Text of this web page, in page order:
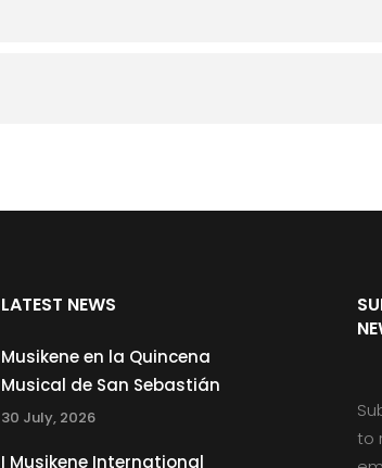
LATEST NEWS
Musikene en la Quincena
Musical de San Sebastián
30 July, 2026
I Musikene International
to